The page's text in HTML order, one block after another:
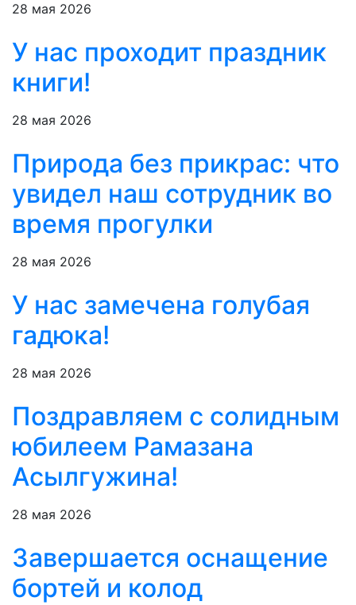
28 мая 2026
У нас проходит праздник
книги!
28 мая 2026
Природа без прикрас: что
увидел наш сотрудник во
время прогулки
28 мая 2026
У нас замечена голубая
гадюка!
28 мая 2026
Поздравляем с солидным
юбилеем Рамазана
Асылгужина!
28 мая 2026
Завершается оснащение
бортей и колод